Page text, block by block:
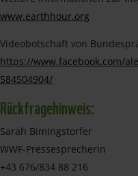
www.earthhour.org
Videobotschaft von
https://www.facebook.com/
584504904/
Rückfragehinweis:
Sarah Bimingstorfer
WWF-Pressesprecherin
+43 676/834 88 216